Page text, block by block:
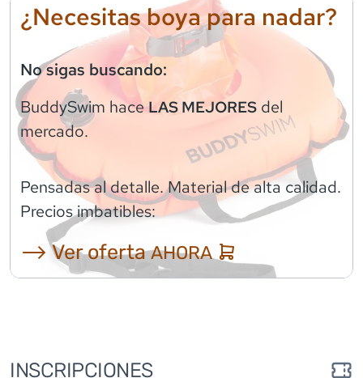
¿Necesitas boya para nadar?
No sigas buscando:
BuddySwim haceLAS MEJORES del
mercado.
Pensadas al detalle. Material de alta calidad.
Precios imbatibles:
⟶ Ver ofertaAHORA
INSCRIPCIONES